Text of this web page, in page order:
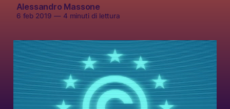
Alessandro Massone
6 feb 2019 —4 minuti di lettura